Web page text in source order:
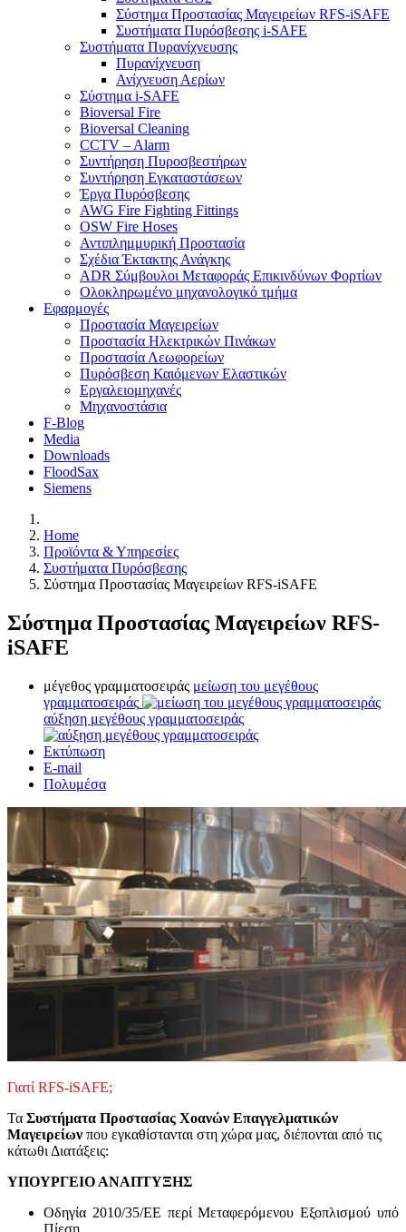
Σύστημα Προστασίας Μαγειρείων RFS-iSAFE
Συστήματα Πυρόσβεσης i-SAFE
Συστήματα Πυρανίχνευσης
Πυρανίχνευση
Ανίχνευση Αερίων
Σύστημα i-SAFE
Bioversal Fire
Bioversal Cleaning
CCTV – Alarm
Συντήρηση Πυροσβεστήρων
Συντήρηση Εγκαταστάσεων
Έργα Πυρόσβεσης
AWG Fire Fighting Fittings
OSW Fire Hoses
Αντιπλημμυρική Προστασία
Σχέδια Έκτακτης Ανάγκης
ADR Σύμβουλοι Μεταφοράς Επικινδύνων Φορτίων
Ολοκληρωμένο μηχανολογικό τμήμα
Εφαρμογές
Προστασία Μαγειρείων
Προστασία Ηλεκτρικών Πινάκων
Προστασία Λεωφορείων
Πυρόσβεση Καιόμενων Ελαστικών
Εργαλειομηχανές
Μηχανοστάσια
F-Blog
Media
Downloads
FloodSax
Siemens
Home
Προϊόντα & Υπηρεσίες
Συστήματα Πυρόσβεσης
Σύστημα Προστασίας Μαγειρείων RFS-iSAFE
Σύστημα Προστασίας Μαγειρείων RFS-
iSAFE
μέγεθος γραμματοσειράς μείωση του μεγέθους
γραμματοσειράς
αύξηση μεγέθους γραμματοσειράς
Εκτύπωση
E-mail
Πολυμέσα
Γιατί RFS-iSAFE;
Τα Συστήματα Προστασίας Χοανών Επαγγελματικών
Μαγειρείων που εγκαθίστανται στη χώρα μας, διέπονται από τις
κάτωθι Διατάξεις:
ΥΠΟΥΡΓΕΙΟ ΑΝΑΠΤΥΞΗΣ
Οδηγία 2010/35/ΕΕ περί Μεταφερόμενου Εξοπλισμού υπό
Πίεση